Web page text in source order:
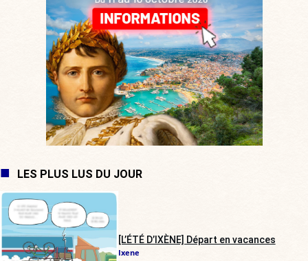
LES PLUS LUS DU JOUR
[L’ÉTÉ D’IXÈNE] Départ en vacances
Ixene